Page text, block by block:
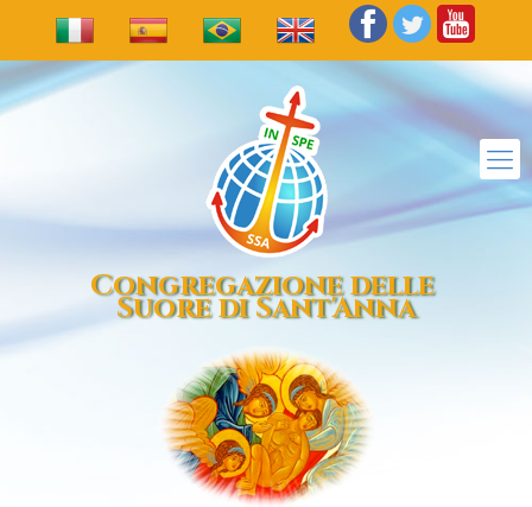
Congregazione delle
Suore di Sant'Anna